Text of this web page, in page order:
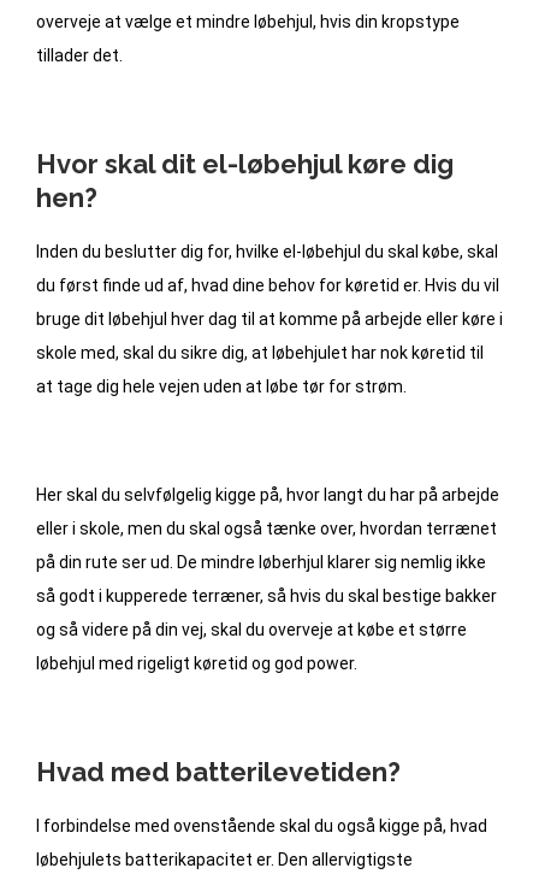
overveje at vælge et mindre løbehjul, hvis din kropstype
tillader det.
Hvor skal dit el-løbehjul køre dig
hen?
Inden du beslutter dig for, hvilke el-løbehjul du skal købe, skal
du først finde ud af, hvad dine behov for køretid er. Hvis du vil
bruge dit løbehjul hver dag til at komme på arbejde eller køre i
skole med, skal du sikre dig, at løbehjulet har nok køretid til
at tage dig hele vejen uden at løbe tør for strøm.
Her skal du selvfølgelig kigge på, hvor langt du har på arbejde
eller i skole, men du skal også tænke over, hvordan terrænet
på din rute ser ud. De mindre løberhjul klarer sig nemlig ikke
så godt i kupperede terræner, så hvis du skal bestige bakker
og så videre på din vej, skal du overveje at købe et større
løbehjul med rigeligt køretid og god power.
Hvad med batterilevetiden?
I forbindelse med ovenstående skal du også kigge på, hvad
løbehjulets batterikapacitet er. Den allervigtigste